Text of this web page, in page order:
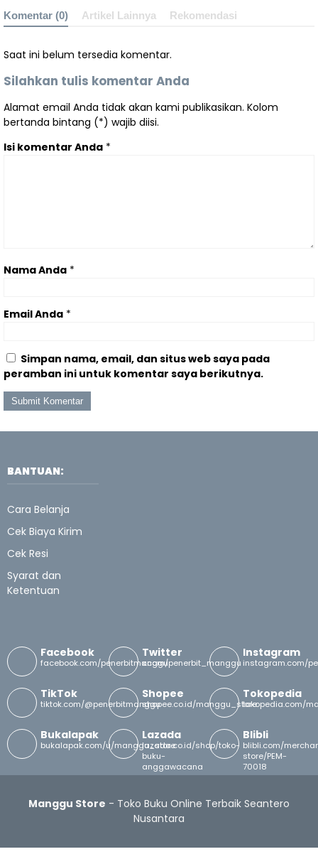
Komentar (0) Artikel Lainnya Rekomendasi
Saat ini belum tersedia komentar.
Silahkan tulis komentar Anda
Alamat email Anda tidak akan kami publikasikan. Kolom
bertanda bintang (*) wajib diisi.
Isi komentar Anda *
Nama Anda *
Email Anda *
Simpan nama, email, dan situs web saya pada
peramban ini untuk komentar saya berikutnya.
BANTUAN:
Cara Belanja
Cek Biaya Kirim
Cek Resi
Syarat dan
Ketentuan
Facebook
facebook.com/penerbitmanggu
Twitter
x.com/penerbit_manggu
Instagram
instagram.com/
TikTok
tiktok.com/@penerbitmanggu
Shopee
shopee.co.id/manggu_store
Tokopedia
tokopedia.com/
Bukalapak
bukalapak.com/u/manggu_store
Lazada
lazada.co.id/shop/toko-
buku-
anggawacana
Blibli
blibli.com/
store/PEM-
70018
Manggu Store - Toko Buku Online Terbaik Seantero
Nusantara